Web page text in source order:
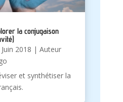
la conjugaison
2018 | Auteur
et synthétiser la